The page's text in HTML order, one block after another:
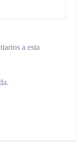
a esta